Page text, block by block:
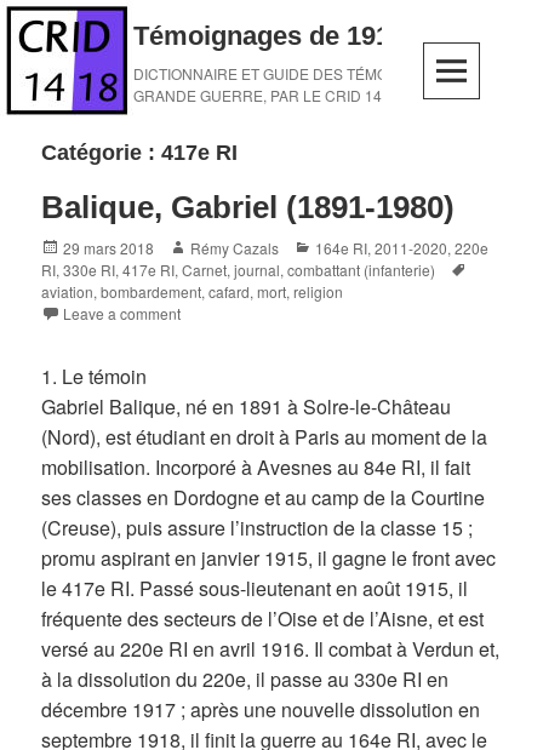
Skip
content
Témoignages de 1914-1918
DICTIONNAIRE ET GUIDE DES TÉMOINS DE LA
GRANDE GUERRE, PAR LE CRID 14-18
Catégorie :417e RI
Balique, Gabriel (1891-1980)
Posted
on
29 mars 2018 Author
Rémy Cazals Categories
164e RI,2011-2020,220e
RI,330e RI,417e RI,Carnet, journal,combattant (infanterie)
aviation,bombardement,cafard,mort,religion
Leave a comment
1. Le témoin
Gabriel Balique, né en 1891 à Solre-le-Château
(Nord), est étudiant en droit à Paris au moment de la
mobilisation. Incorporé à Avesnes au 84e RI, il fait
ses classes en Dordogne et au camp de la Courtine
(Creuse), puis assure l’instruction de la classe 15 ;
promu aspirant en janvier 1915, il gagne le front avec
le 417e RI. Passé sous-lieutenant en août 1915, il
fréquente des secteurs de l’Oise et de l’Aisne, et est
versé au 220e RI en avril 1916. Il combat à Verdun et,
à la dissolution du 220e, il passe au 330e RI en
décembre 1917 ; après une nouvelle dissolution en
septembre 1918, il finit la guerre au 164e RI, avec le